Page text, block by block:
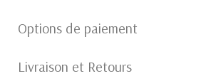
Options de paiement
Livraison et Retours